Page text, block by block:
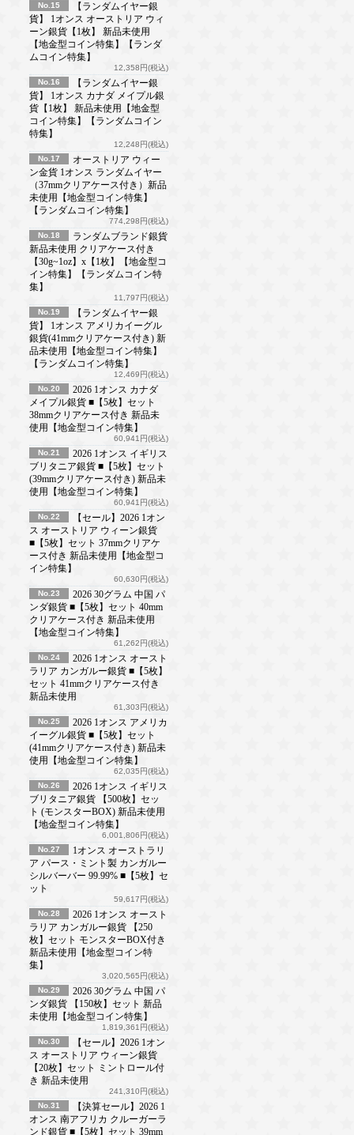
No.15
【ランダムイヤー銀
貨】 1オンス オーストリア ウィ
ーン銀貨【1枚】 新品未使用
【地金型コイン特集】【ランダ
ムコイン特集】
12,358円(税込)
No.16
【ランダムイヤー銀
貨】 1オンス カナダ メイプル銀
貨【1枚】 新品未使用【地金型
コイン特集】【ランダムコイン
特集】
12,248円(税込)
No.17
オーストリア ウィー
ン金貨 1オンス ランダムイヤー
（37mmクリアケース付き）新品
未使用【地金型コイン特集】
【ランダムコイン特集】
774,298円(税込)
No.18
ランダムブランド銀貨
新品未使用 クリアケース付き
【30g~1oz】x【1枚】【地金型コ
イン特集】【ランダムコイン特
集】
11,797円(税込)
No.19
【ランダムイヤー銀
貨】 1オンス アメリカイーグル
銀貨(41mmクリアケース付き) 新
品未使用【地金型コイン特集】
【ランダムコイン特集】
12,469円(税込)
No.20
2026 1オンス カナダ
メイプル銀貨 ■【5枚】セット
38mmクリアケース付き 新品未
使用【地金型コイン特集】
60,941円(税込)
No.21
2026 1オンス イギリス
ブリタニア銀貨 ■【5枚】セット
(39mmクリアケース付き) 新品未
使用【地金型コイン特集】
60,941円(税込)
No.22
【セール】2026 1オン
ス オーストリア ウィーン銀貨
■【5枚】セット 37mmクリアケ
ース付き 新品未使用【地金型コ
イン特集】
60,630円(税込)
No.23
2026 30グラム 中国 パ
ンダ銀貨 ■【5枚】セット 40mm
クリアケース付き 新品未使用
【地金型コイン特集】
61,262円(税込)
No.24
2026 1オンス オースト
ラリア カンガルー銀貨 ■【5枚】
セット 41mmクリアケース付き
新品未使用
61,303円(税込)
No.25
2026 1オンス アメリカ
イーグル銀貨 ■【5枚】セット
(41mmクリアケース付き) 新品未
使用【地金型コイン特集】
62,035円(税込)
No.26
2026 1オンス イギリス
ブリタニア銀貨 【500枚】セッ
ト (モンスターBOX) 新品未使用
【地金型コイン特集】
6,001,806円(税込)
No.27
1オンス オーストラリ
ア パース・ミント製 カンガルー
シルバーバー 99.99% ■【5枚】セ
ット
59,617円(税込)
No.28
2026 1オンス オースト
ラリア カンガルー銀貨 【250
枚】セット モンスターBOX付き
新品未使用【地金型コイン特
集】
3,020,565円(税込)
No.29
2026 30グラム 中国 パ
ンダ銀貨 【150枚】セット 新品
未使用【地金型コイン特集】
1,819,361円(税込)
No.30
【セール】2026 1オン
ス オーストリア ウィーン銀貨
【20枚】セット ミントロール付
き 新品未使用
241,310円(税込)
No.31
【決算セール】2026 1
オンス 南アフリカ クルーガーラ
ンド銀貨 ■【5枚】セット 39mm